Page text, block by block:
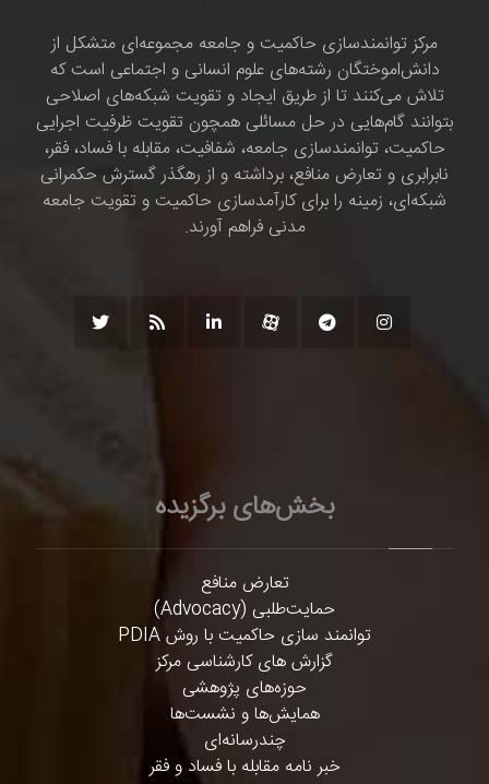
مرکز توانمندسازی حاکمیت و جامعه مجموعه‌ای متشکل از
دانش‌اموختگان رشته‌های علوم انسانی و اجتماعی است که
تلاش می‌کنند تا از طریق ایجاد و تقویت شبکه‌های اصلاحی
بتوانند گام‌هایی در حل مسائلی همچون تقویت ظرفیت اجرایی
حاکمیت، توانمندسازی جامعه، شفافیت، مقابله با فساد، فقر،
نابرابری و تعارض منافع، برداشته و از رهگذر گسترش حکمرانی
شبکه‌ای، زمینه را برای کارآمدسازی حاکمیت و تقویت جامعه
مدنی فراهم آورند.
بخش‌های برگزیده
تعارض منافع
حمایت‌طلبی (Advocacy)
توانمند سازی حاکمیت با روش PDIA
گزارش های کارشناسی مرکز
حوزه‌های پژوهشی
همایش‌ها و نشست‌ها
چندرسانه‌ای
خبر نامه مقابله با فساد و فقر